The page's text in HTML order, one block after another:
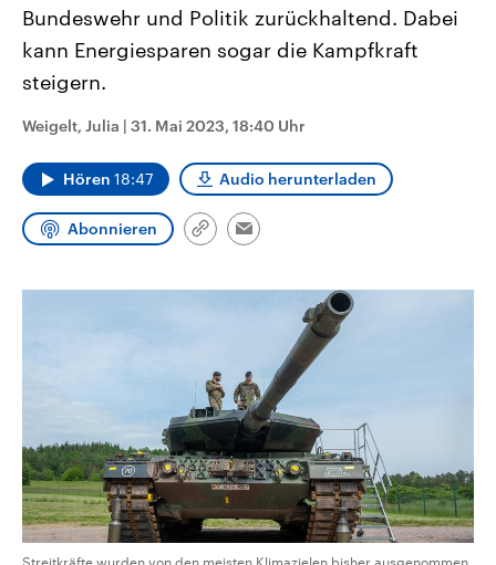
Landtagswahl Sachsen-Anhalt
2026
Alle Informationen
Sachsen-Anhalt wählt am 6.
September 2026 einen neuen
Landtag. Seit 2021 wird das
Bundesland von einer Koalition aus
CDU, SPD und FDP regiert.-
Wahlprogramme, aktuelle Berichte
und Hintergründe zu den Parteien
Wahl.
USA
Aktuelle Beiträge,
Hintergründe
Wirtschaftlich und
aktuelle Weltgeschehen.
Sendungen Programm Podcasts
Audio-Archiv
Bundeswehr und Politik zurückhaltend. Dabei
kann Energiesparen sogar die Kampfkraft
steigern.
Weigelt, Julia | 31. Mai 2023, 18:40 Uhr
Hören 18:47 Audio herunterladen
Abonnieren
Link
Email